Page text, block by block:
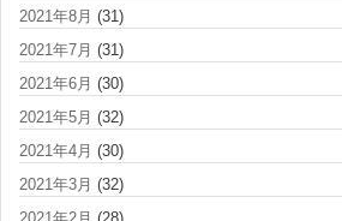
2021年8月 (31)
2021年7月 (31)
2021年6月 (30)
2021年5月 (32)
2021年4月 (30)
2021年3月 (32)